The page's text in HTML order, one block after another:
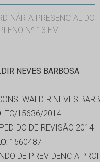
PRESENCIAL DO
Nº 13 EM
NEVES BARBOSA
WALDIR NEVES
TC/15636/2014
PEDIDO DE REVISÃO 2014
1560487
DE PREVIDENCIA